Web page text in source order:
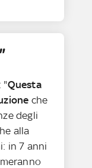
"Questa
che
degli
alla
in 7 anni